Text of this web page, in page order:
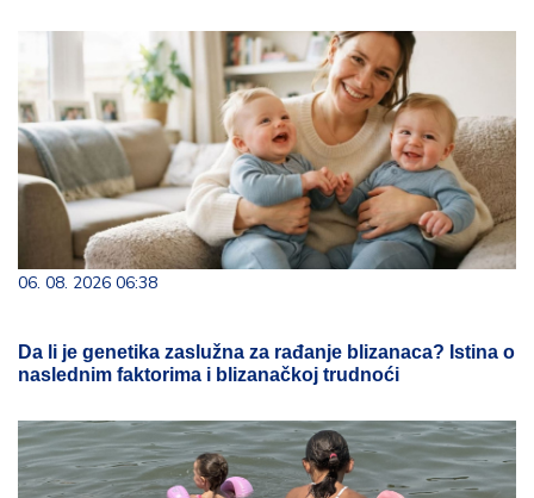
06. 08. 2026 06:38
Da li je genetika zaslužna za rađanje blizanaca? Istina o
naslednim faktorima i blizanačkoj trudnoći